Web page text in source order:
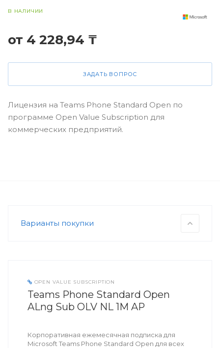
В НАЛИЧИИ
от 4 228,94 ₸
ЗАДАТЬ ВОПРОС
Лицензия на Teams Phone Standard Open по
программе Open Value Subscription для
коммерческих предприятий.
Варианты покупки
OPEN VALUE SUBSCRIPTION
Teams Phone Standard Open
ALng Sub OLV NL 1M AP
Корпоративная ежемесячная подписка для
Microsoft Teams Phone Standard Open для всех